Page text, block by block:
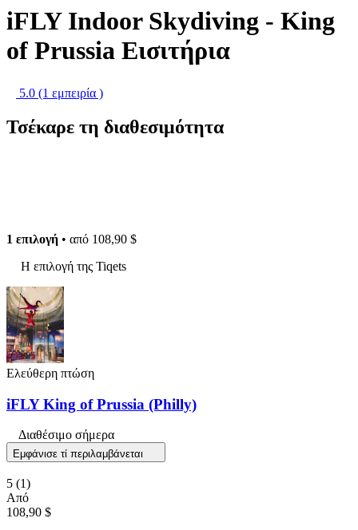
iFLY Indoor Skydiving - King
of Prussia Εισιτήρια
5.0 (1 εμπειρία )
Τσέκαρε τη διαθεσιμότητα
1 επιλογή • από 108,90 $
Η επιλογή της Tiqets
Ελεύθερη πτώση
iFLY King of Prussia (Philly)
Διαθέσιμο σήμερα
Εμφάνισε τί περιλαμβάνεται
5 (1)
Από
108,90 $